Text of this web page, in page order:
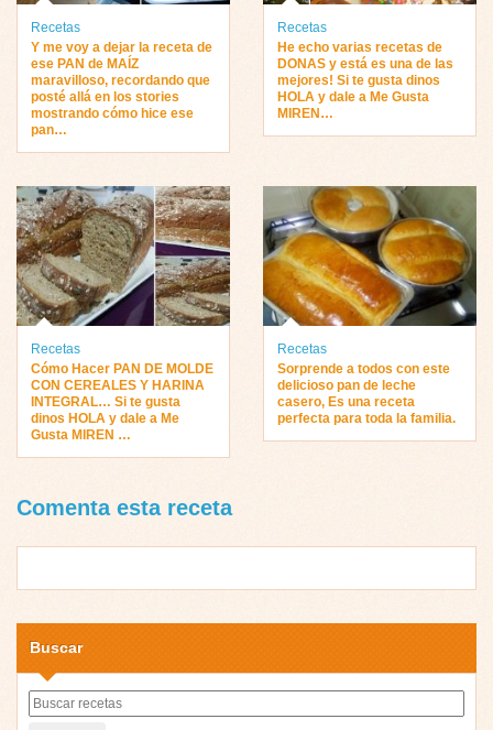
Recetas
Y me voy a dejar la receta de
ese PAN de MAÍZ
maravilloso, recordando que
posté allá en los stories
mostrando cómo hice ese
pan…
Recetas
He echo varias recetas de
DONAS y está es una de las
mejores! Si te gusta dinos
HOLA y dale a Me Gusta
MIREN…
Recetas
Cómo Hacer PAN DE MOLDE
CON CEREALES Y HARINA
INTEGRAL… Si te gusta
dinos HOLA y dale a Me
Gusta MIREN …
Recetas
Sorprende a todos con este
delicioso pan de leche
casero, Es una receta
perfecta para toda la familia.
Comenta esta receta
Buscar